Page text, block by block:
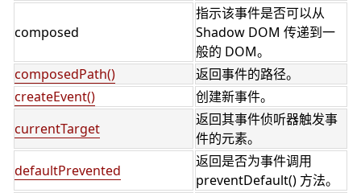
composed
指示该事件是否可以从
Shadow DOM 传递到一
般的 DOM。
composedPath()
返回事件的路径。
createEvent()
创建新事件。
currentTarget
返回其事件侦听器触发事
件的元素。
defaultPrevented
返回是否为事件调用
preventDefault() 方法。